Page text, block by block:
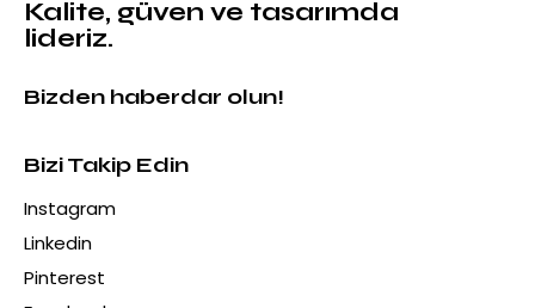
Kalite, güven ve tasarımda
lideriz.
Bizden haberdar olun!
Bizi Takip Edin
Instagram
Linkedin
Pinterest